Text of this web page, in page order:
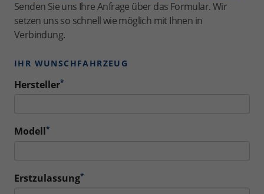
Senden Sie uns Ihre Anfrage über das Formular. Wir
setzen uns so schnell wie möglich mit Ihnen in
Verbindung.
IHR WUNSCHFAHRZEUG
Hersteller*
Modell*
Erstzulassung*